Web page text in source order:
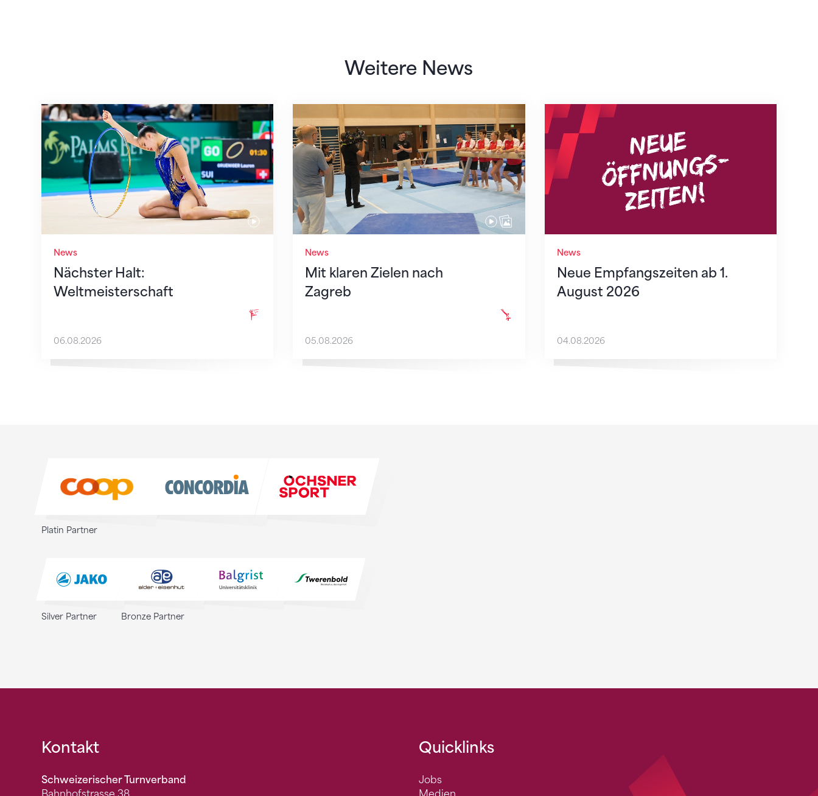
Weitere News
News
Nächster Halt:
Weltmeisterschaft
Nächster Halt: Weltmeisterschaft
06.08.2026
News
Mit klaren Zielen nach
Zagreb
Mit klaren Zielen nach Zagreb
05.08.2026
News
Neue Empfangszeiten ab 1.
August 2026
Neue Empfangszeiten ab 1. August 2026
04.08.2026
Platin Partner
Silver Partner Bronze Partner
Fusszeile
Kontakt
Schweizerischer Turnverband
Bahnhofstrasse 38
Quicklinks
Jobs
Medien